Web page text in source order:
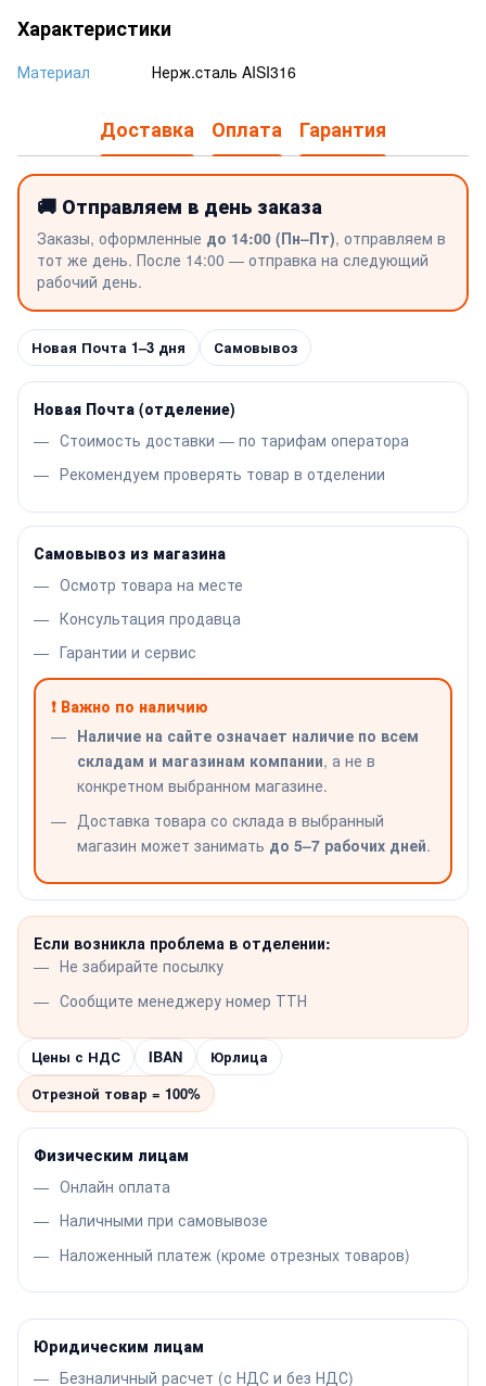
Характеристики
Материал Нерж.cталь AISI316
Доставка Оплата Гарантия
🚚 Отправляем в день заказа
Заказы, оформленные до 14:00 (Пн–Пт), отправляем в
тот же день. После 14:00 — отправка на следующий
рабочий день.
Новая Почта 1–3 дня Самовывоз
Новая Почта (отделение)
Стоимость доставки — по тарифам оператора
Рекомендуем проверять товар в отделении
Самовывоз из магазина
Осмотр товара на месте
Консультация продавца
Гарантии и сервис
❗ Важно по наличию
Наличие на сайте означает наличие по всем
складам и магазинам компании, а не в
конкретном выбранном магазине.
Доставка товара со склада в выбранный
магазин может занимать до 5–7 рабочих дней.
Если возникла проблема в отделении:
Не забирайте посылку
Сообщите менеджеру номер ТТН
Цены с НДС IBAN
Юрлица
Отрезной товар = 100%
Физическим лицам
Онлайн оплата
Наличными при самовывозе
Наложенный платеж (кроме отрезных товаров)
Юридическим лицам
Безналичный расчет (с НДС и без НДС)